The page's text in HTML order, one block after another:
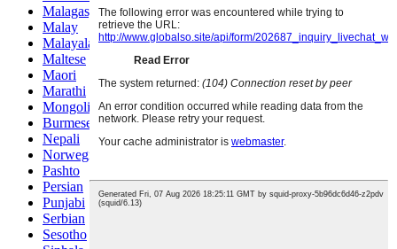
Malagasy
Malay
Malayalam
Maltese
Maori
Marathi
Mongolian
Burmese
Nepali
Norwegian
Pashto
Persian
Punjabi
Serbian
Sesotho